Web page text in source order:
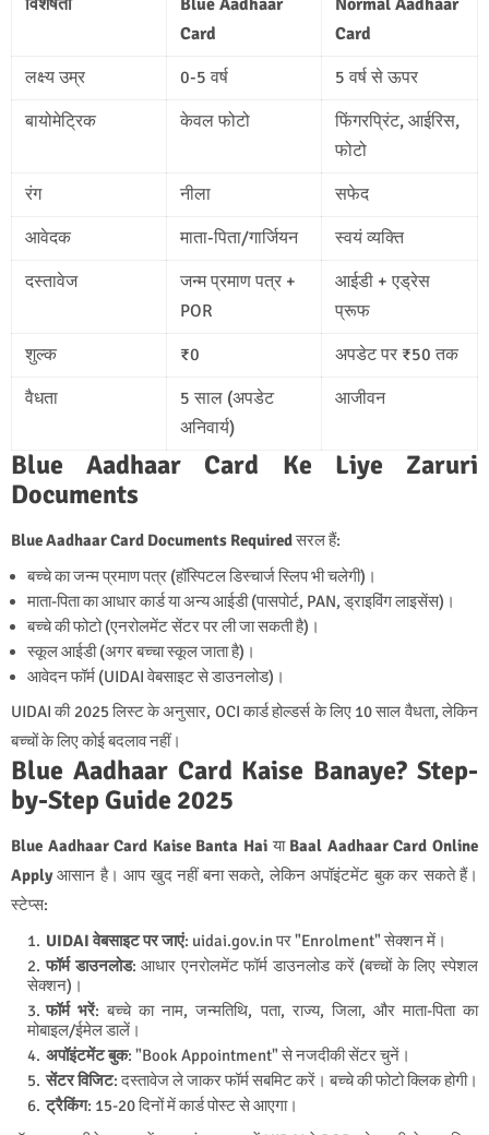
Card
Card
लक्ष्य उम्र
0-5 वर्ष
5 वर्ष से ऊपर
बायोमेट्रिक
केवल फोटो
फिंगरप्रिंट, आईरिस,
फोटो
रंग
नीला
सफेद
आवेदक
माता-पिता/गार्जियन
स्वयं व्यक्ति
दस्तावेज
जन्म प्रमाण पत्र +
POR
आईडी + एड्रेस
प्रूफ
शुल्क
₹0
अपडेट पर ₹50 तक
वैधता
5 साल (अपडेट
अनिवार्य)
आजीवन
Blue Aadhaar Card Ke Liye Zaruri
Documents
Blue Aadhaar Card Documents Requiredसरल हैं:
बच्चे का जन्म प्रमाण पत्र (हॉस्पिटल डिस्चार्ज स्लिप भी चलेगी)।
माता-पिता का आधार कार्ड या अन्य आईडी (पासपोर्ट, PAN, ड्राइविंग लाइसेंस)।
बच्चे की फोटो (एनरोलमेंट सेंटर पर ली जा सकती है)।
स्कूल आईडी (अगर बच्चा स्कूल जाता है)।
आवेदन फॉर्म (UIDAI वेबसाइट से डाउनलोड)।
UIDAI की 2025 लिस्ट के अनुसार, OCI कार्ड होल्डर्स के लिए 10 साल वैधता, लेकिन
बच्चों के लिए कोई बदलाव नहीं।
Blue Aadhaar Card Kaise Banaye? Step-
by-Step Guide 2025
Blue Aadhaar Card Kaise Banta Hai या Baal Aadhaar Card Online
Applyआसान है। आप खुद नहीं बना सकते, लेकिन अपॉइंटमेंट बुक कर सकते हैं।
स्टेप्स:
UIDAI वेबसाइट पर जाएं: uidai.gov.inपर "Enrolment" सेक्शन में।
फॉर्म डाउनलोड: आधार एनरोलमेंट फॉर्म डाउनलोड करें (बच्चों के लिए स्पेशल
सेक्शन)।
फॉर्म भरें: बच्चे का नाम, जन्मतिथि, पता, राज्य, जिला, और माता-पिता का
मोबाइल/ईमेल डालें।
अपॉइंटमेंट बुक: "Book Appointment" से नजदीकी सेंटर चुनें।
सेंटर विजिट: दस्तावेज ले जाकर फॉर्म सबमिट करें। बच्चे की फोटो क्लिक होगी।
ट्रैकिंग: 15-20 दिनों में कार्ड पोस्ट से आएगा।